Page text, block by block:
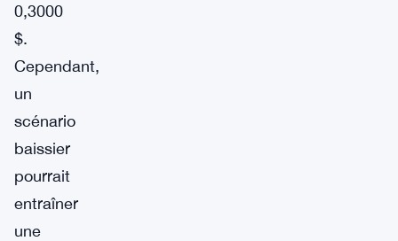
0,3000
$.
Cependant,
un
scénario
baissier
pourrait
entraîner
une